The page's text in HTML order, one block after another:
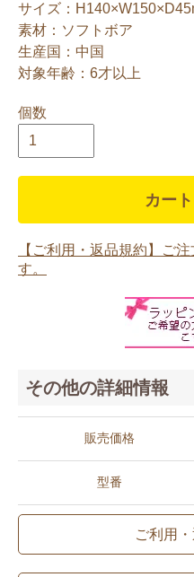
サイズ：
素材：ソフトボア
生産国：中国
対象年齢：6才以上
個数
カー
【ご利用・返品規約】ご
す。
その他の詳細情報
販売価格
型番
ご利用